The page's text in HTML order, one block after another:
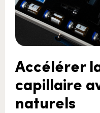
Accélérer
capillaire
naturels